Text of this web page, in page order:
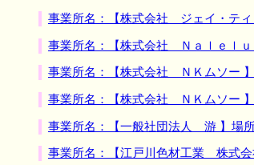
事業所名：【株式会社 ジェイ・ティ
事業所名：【株式会社 Ｎａｌｅｌｕ
事業所名：【株式会社 ＮＫムソー
事業所名：【株式会社 ＮＫムソー
事業所名：【一般社団法人 游 】場
事業所名：【江戸川色材工業 株式会